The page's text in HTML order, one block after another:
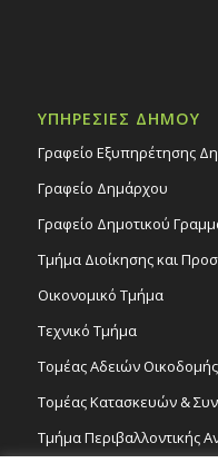
ΥΠΗΡΕΣΙΕΣ ΔΗΜΟΥ
Γραφείο Εξυπηρέτησης
Γραφείο Δημάρχου
Γραφείο Δημοτικού
Τμήμα Διοίκησης και
Οικονομικό Τμήμα
Τεχνικό Τμήμα
Τομέας Αδειών Οικοδομής
Τομέας Κατασκευών &
Τμήμα Περιβαλλοντικής